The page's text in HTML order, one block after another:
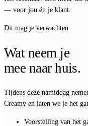
— voor jou én je klant.
Dit mag je verwachten
Wat neem je
mee naar huis.
Tijdens deze namiddag
Creamy en laten we je het
Voorstelling van het